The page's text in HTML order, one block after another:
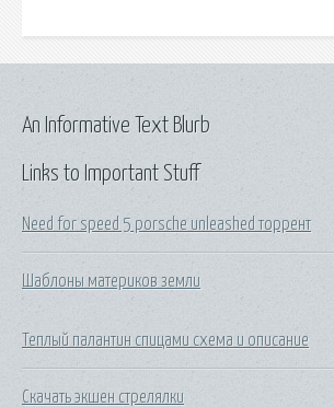
Links to Important Stuff
Need for speed 5 porsche unleashed торрент
Шаблоны материков земли
Теплый палантин спицами схема и описание
Скачать экшен стрелялки
An Informative Text Blurb